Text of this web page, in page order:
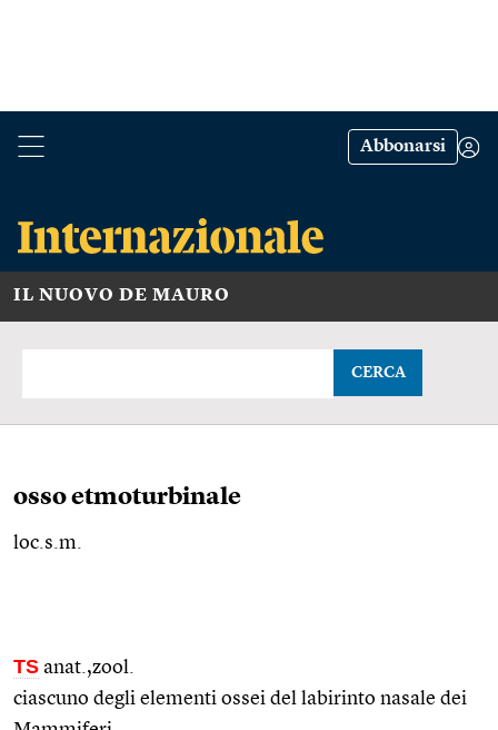
Abbonarsi
IL NUOVO DE MAURO
CERCA
osso etmoturbinale
loc.s.m.
TS anat. ,zool.
ciascuno degli elementi ossei del labirinto nasale dei